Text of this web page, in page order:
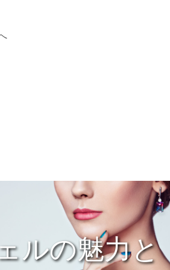
ルの魅力と